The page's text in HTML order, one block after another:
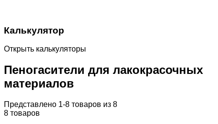
Калькулятор
Открыть калькуляторы
Пеногасители для лакокрасочных
материалов
Представлено 1-8 товаров из 8
8 товаров